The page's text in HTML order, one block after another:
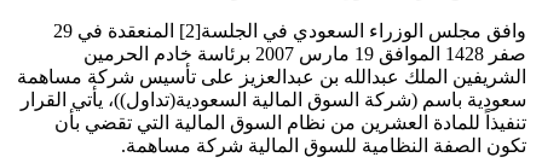
وافق مجلس الوزراء السعودي في الجلسة[2] المنعقدة في 29
صفر 1428 الموافق 19 مارس 2007 برئاسة خادم الحرمين
الشريفين الملك عبدالله بن عبدالعزيز على تأسيس شركة مساهمة
سعودية باسم (شركة السوق المالية السعودية(تداول))، يأتي القرار
تنفيذاً للمادة العشرين من نظام السوق المالية التي تقضي بأن
تكون الصفة النظامية للسوق المالية شركة مساهمة.